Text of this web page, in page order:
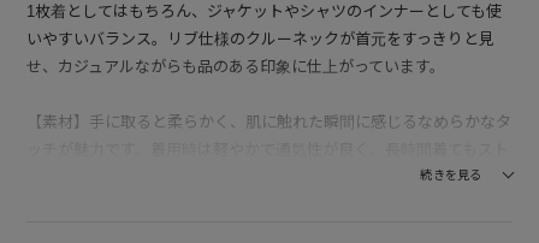
1枚着としてはもちろん、ジャケットやシャツのインナーとしても使
いやすいバランス。リブ仕様のクルーネックが首元をすっきりと見
せ、カジュアルながらも品のある印象に仕上がっています。
【素材】手に取ると柔らかく、肌に触れた瞬間に感じるなめらかなタ
続きを見る